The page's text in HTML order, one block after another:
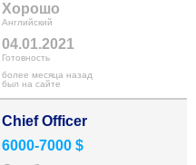
Хорошо
Английский
04.01.2021
Готовность
более месяца назад
был на сайте
Chief Officer
6000-7000 $